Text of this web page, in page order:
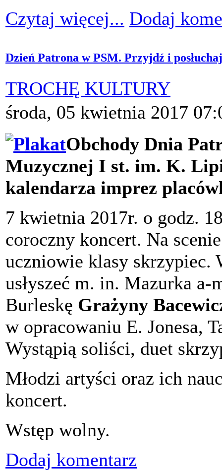
Czytaj więcej... Dodaj
Dzień Patrona w PSM. Przyjdź i
TROCHĘ KULTURY
środa, 05 kwietnia 2017
Obchody Dnia
Muzycznej I st. im. K.
kalendarza imprez
7 kwietnia 2017r. o godz.
coroczny koncert. Na
uczniowie klasy skrzypiec.
usłyszeć m. in. Mazurka
Burleskę Grażyny
w opracowaniu E. Jonesa,
Wystąpią soliści, duet
Młodzi artyści oraz ich
koncert.
Wstęp wolny.
Dodaj komentarz